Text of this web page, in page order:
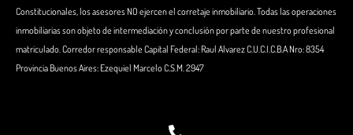
Constitucionales, los asesores NO ejercen el corretaje inmobiliario. Todas las operaciones
inmobiliarias son objeto de intermediación y conclusión por parte de nuestro profesional
matriculado. Corredor responsable Capital Federal: Raul Alvarez C.U.C.I.C.B.A Nro: 8354
Provincia Buenos Aires: Ezequiel Marcelo C.S.M. 2947